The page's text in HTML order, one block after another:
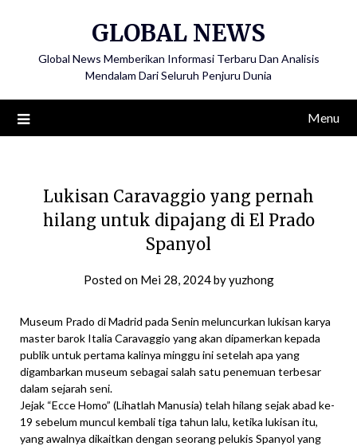
GLOBAL NEWS
Global News Memberikan Informasi Terbaru Dan Analisis
Mendalam Dari Seluruh Penjuru Dunia
Menu
Lukisan Caravaggio yang pernah
hilang untuk dipajang di El Prado
Spanyol
Posted on Mei 28, 2024byyuzhong
Museum Prado di Madrid pada Senin meluncurkan lukisan karya
master barok Italia Caravaggio yang akan dipamerkan kepada
publik untuk pertama kalinya minggu ini setelah apa yang
digambarkan museum sebagai salah satu penemuan terbesar
dalam sejarah seni.
Jejak “Ecce Homo” (Lihatlah Manusia) telah hilang sejak abad ke-
19 sebelum muncul kembali tiga tahun lalu, ketika lukisan itu,
yang awalnya dikaitkan dengan seorang pelukis Spanyol yang